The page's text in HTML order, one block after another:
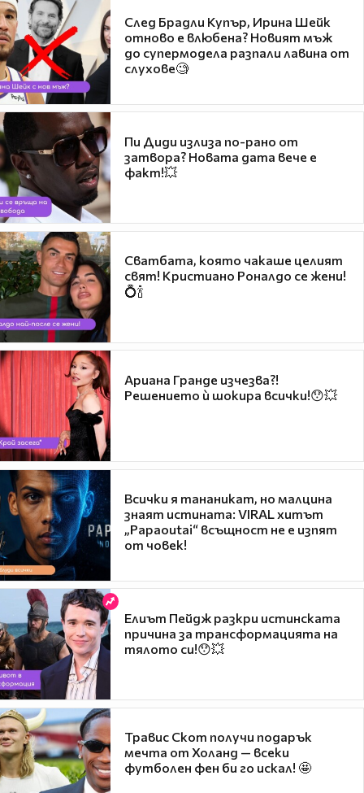
След Брадли Купър, Ирина Шейк
отново е влюбена? Новият мъж
до супермодела разпали лавина от
слухове🧐
Пи Диди излиза по-рано от
затвора? Новата дата вече е
факт!💥
Сватбата, която чакаше целият
свят! Кристиано Роналдо се жени!
💍🍾
Ариана Гранде изчезва?!
Решението ѝ шокира всички!😯💥
Всички я тананикат, но малцина
знаят истината: VIRAL хитът
„Papaoutai“ всъщност не е изпят
от човек!
Елиът Пейдж разкри истинската
причина за трансформацията на
тялото си!😯💥
Травис Скот получи подарък
мечта от Холанд — всеки
футболен фен би го искал! 🤩